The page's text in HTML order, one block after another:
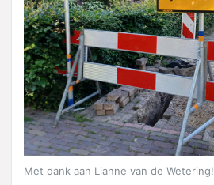
Met dank aan Lianne van de Wetering!